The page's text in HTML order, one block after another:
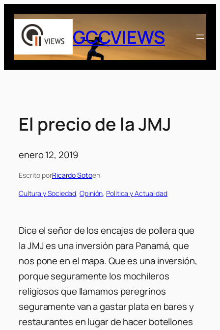
Saltar
contenido
GCCVIEWS
El precio de la JMJ
enero 12, 2019
Escrito porRicardo Sotoen
Cultura y Sociedad, Opinión, Politica y Actualidad
Dice el señor de los encajes de pollera que
la JMJ es una inversión para Panamá, que
nos pone en el mapa. Que es una inversión,
porque seguramente los mochileros
religiosos que llamamos peregrinos
seguramente van a gastar plata en bares y
restaurantes en lugar de hacer botellones